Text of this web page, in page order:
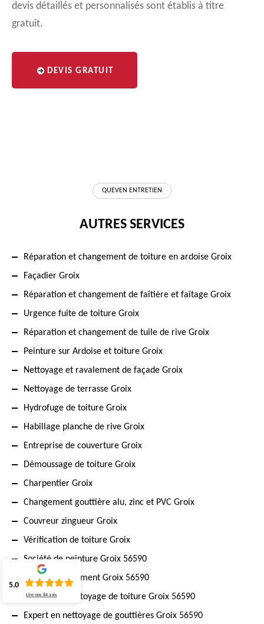
devis détaillés et personnalisés sont établis à titre
gratuit.
DEVIS GRATUIT
QUEVEN ENTRETIEN
AUTRES SERVICES
Réparation et changement de toiture en ardoise Groix
Façadier Groix
Réparation et changement de faîtière et faîtage Groix
Urgence fuite de toiture Groix
Réparation et changement de tuile de rive Groix
Peinture sur Ardoise et toiture Groix
Nettoyage et ravalement de façade Groix
Nettoyage de terrasse Groix
Hydrofuge de toiture Groix
Habillage planche de rive Groix
Entreprise de couverture Groix
Démoussage de toiture Groix
Charpentier Groix
Changement gouttière alu, zinc et PVC Groix
Couvreur zingueur Groix
Vérification de toiture Groix
Société de peinture Groix 56590
Peintre en bâtiment Groix 56590
Travaux de nettoyage de toiture Groix 56590
Expert en nettoyage de gouttières Groix 56590
5.0
Lire nos84 avis